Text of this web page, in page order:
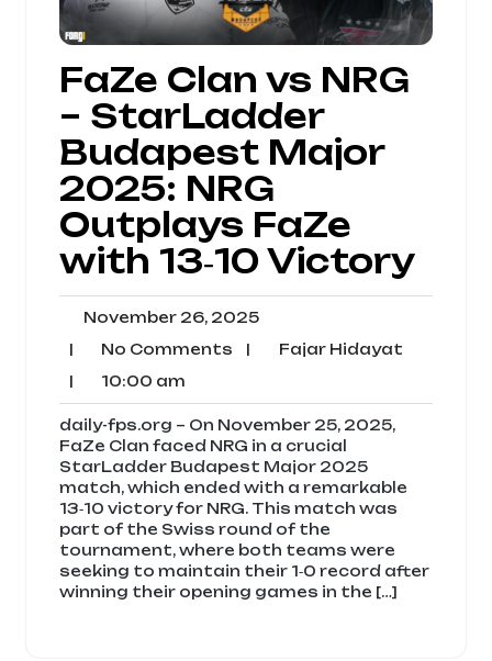
FaZe Clan vs NRG
– StarLadder
Budapest Major
2025: NRG
Outplays FaZe
with 13‑10 Victory
November 26, 2025November
2025
| No Comments No| Fajar HidayatFajar
| 10:00 am
am
daily-fps.org – On November 25, 2025,
FaZe Clan faced NRG in a crucial
StarLadder Budapest Major 2025
match, which ended with a remarkable
13‑10 victory for NRG. This match was
part of the Swiss round of the
tournament, where both teams were
seeking to maintain their 1‑0 record after
winning their opening games in the […]